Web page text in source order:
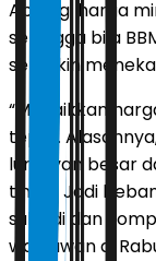
Apalagi harga
sehingga bila
semakin
“Menaikkan
tepat.
lumayan besar
tinggi. Jadi
subsidi dan
wartawan di